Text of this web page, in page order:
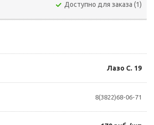
Доступно для заказа (1)
Лазо С. 19
8(3822)68-06-71